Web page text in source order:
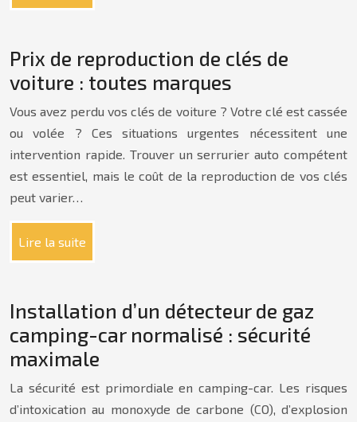
Prix de reproduction de clés de
voiture : toutes marques
Vous avez perdu vos clés de voiture ? Votre clé est cassée
ou volée ? Ces situations urgentes nécessitent une
intervention rapide. Trouver un serrurier auto compétent
est essentiel, mais le coût de la reproduction de vos clés
peut varier…
Lire la suite
Installation d’un détecteur de gaz
camping-car normalisé : sécurité
maximale
La sécurité est primordiale en camping-car. Les risques
d’intoxication au monoxyde de carbone (CO), d’explosion